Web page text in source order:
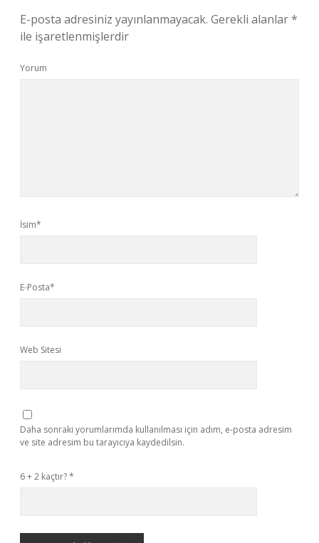
E-posta adresiniz yayınlanmayacak. Gerekli alanlar*
ile işaretlenmişlerdir
Yorum
İsim*
E-Posta*
Web Sitesi
Daha sonraki yorumlarımda kullanılması için adım, e-posta adresim
ve site adresim bu tarayıcıya kaydedilsin.
6 + 2 kaçtır?*